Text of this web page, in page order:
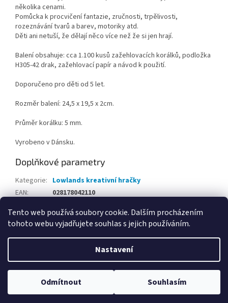
Tento web používá soubory cookie. Dalším procházením
tohoto webu vyjadřujete souhlas s jejich používáním.
Nastavení
Odmítnout Souhlasím
několika cenami.
Pomůcka k procvičení fantazie, zručnosti, trpělivosti,
rozeznávání tvarů a barev, motoriky atd.
Děti ani netuší, že dělají něco více než že si jen hrají.
Balení obsahuje: cca 1.100 kusů zažehlovacích korálků, podložka
H305-42 drak, zažehlovací papír a návod k použití.
Doporučeno pro děti od 5 let.
Rozměr balení: 24,5 x 19,5 x 2cm.
Průměr korálku: 5 mm.
Vyrobeno v Dánsku.
Doplňkové parametry
Kategorie: Lowlands kreativní hračky
EAN: 028178042110
Copyright 2026Hračky Opičkov Poděbrady. Všechna práva
vyhrazena.
Upravit nastavení cookies